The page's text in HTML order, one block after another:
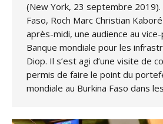
(New York, 23 septembre
Faso, Roch Marc Christian
après-midi, une audience au
Banque mondiale pour les
Diop. Il s’est agi d’une visite de
permis de faire le point du
mondiale au Burkina Faso dans